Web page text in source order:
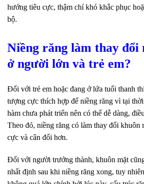
hướng tiêu cực, thậm chí khó khắc phục
bộ.
Niềng răng làm thay đổi
ở người lớn và trẻ em?
Đối với trẻ em hoặc đang ở lứa tuổi thanh
tượng cực thích hợp để niềng răng vì tại
hàm chưa phát triển nên có thể dễ dàng,
Theo đó, niềng răng có làm thay đổi khuôn
cực và cân đối hơn.
Đối với người trưởng thành, khuôn mặt
nhất định sau khi niềng răng xong, tuy